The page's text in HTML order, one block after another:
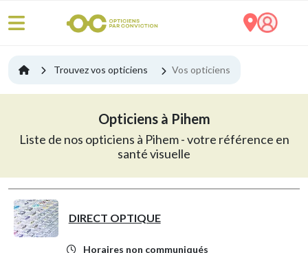
Trouvez vos opticiens Vos opticiens
Opticiens à Pihem
Liste de nos opticiens à Pihem - votre référence en
santé visuelle
DIRECT OPTIQUE
Horaires non communiqués